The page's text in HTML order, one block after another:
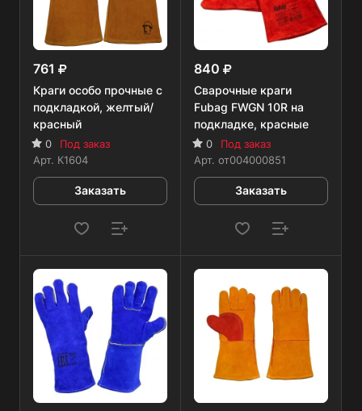
761
Краги особо прочные с
подкладкой, желтый/
красный
0
Под заказ
Арт. К1604
Заказать
840
Сварочные краги
Fubag FWGN 10R на
подкладке, красные
0
Под заказ
Арт. от004000851
Заказать